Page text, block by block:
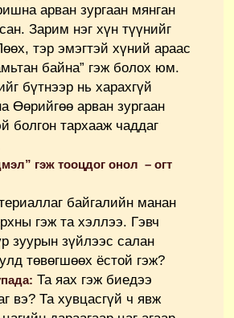
арван зургаан мянган
Зарим нэг хүн түүнийг
тэр эмэгтэй хүний араас
байна” гэж болох юм.
бүтнээр нь харахгүй
Өөрийгөө арван зургаан
болгон тархааж чаддаг
гэж тооцдог онол – огт
байгалийн манан
гэж та хэллээ. Гэвч
зуурын зүйлээс салан
төвөгшөөх ёстой гэж?
Та яах гэж биедээ
вэ? Та хувцасгүй ч явж